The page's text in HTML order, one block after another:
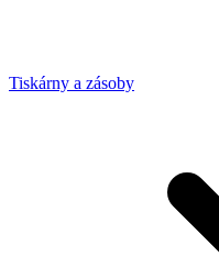
Tiskárny a zásoby